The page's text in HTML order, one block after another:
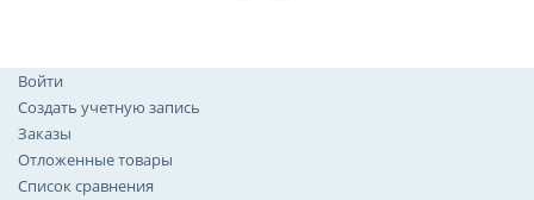
Войти
Создать учетную запись
Заказы
Отложенные товары
Список сравнения